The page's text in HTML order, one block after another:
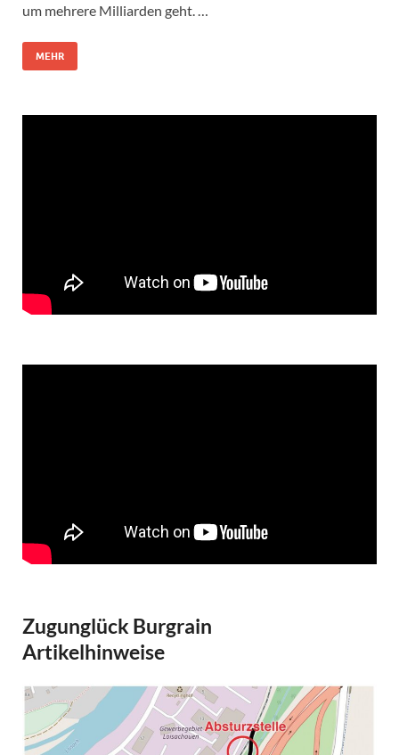
um mehrere Milliarden geht. …
MEHR
Zugunglück Burgrain
Artikelhinweise